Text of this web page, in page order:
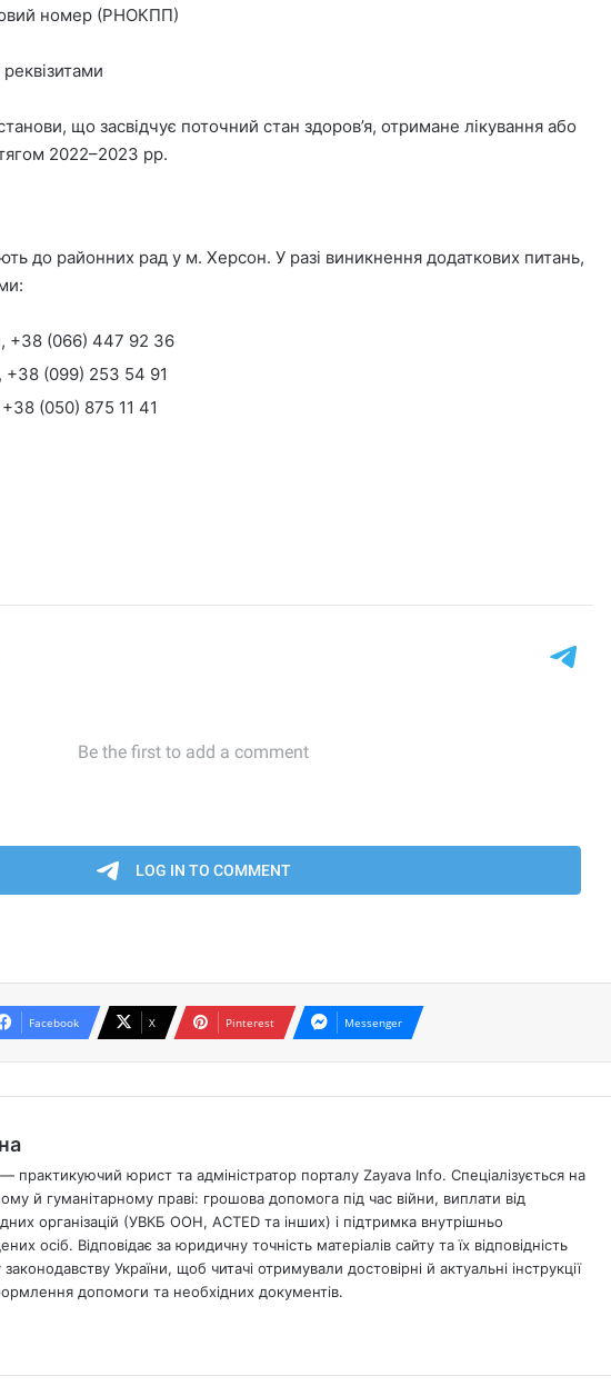
номер (РНОКПП)
що засвідчує поточний стан здоров’я, отримане лікування або
2022–2023 рр.
до районних рад у м. Херсон. У разі виникнення додаткових питань,
+38 (066) 447 92 36
+38 (099) 253 54 91
(050) 875 11 41
Facebook X Pinterest Messenger
— практикуючий юрист та адміністратор порталу Zayava Info. Спеціалізується на
й гуманітарному праві: грошова допомога під час війни, виплати від
організацій (УВКБ ООН, ACTED та інших) і підтримка внутрішньо
осіб. Відповідає за юридичну точність матеріалів сайту та їх відповідність
України, щоб читачі отримували достовірні й актуальні інструкції
допомоги та необхідних документів.